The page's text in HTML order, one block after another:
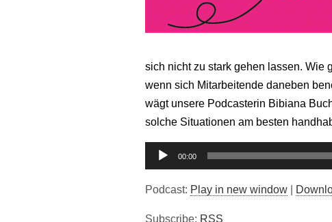
sich nicht zu stark gehen lassen. Wie
wenn sich Mitarbeitende daneben
wägt unsere Podcasterin Bibiana
solche Situationen am besten
Audio-
Player
00:00
Podcast: Play in new window
Subscribe: RSS